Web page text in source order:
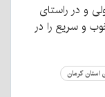
و در راستای
و سریع را در
استان کرمان